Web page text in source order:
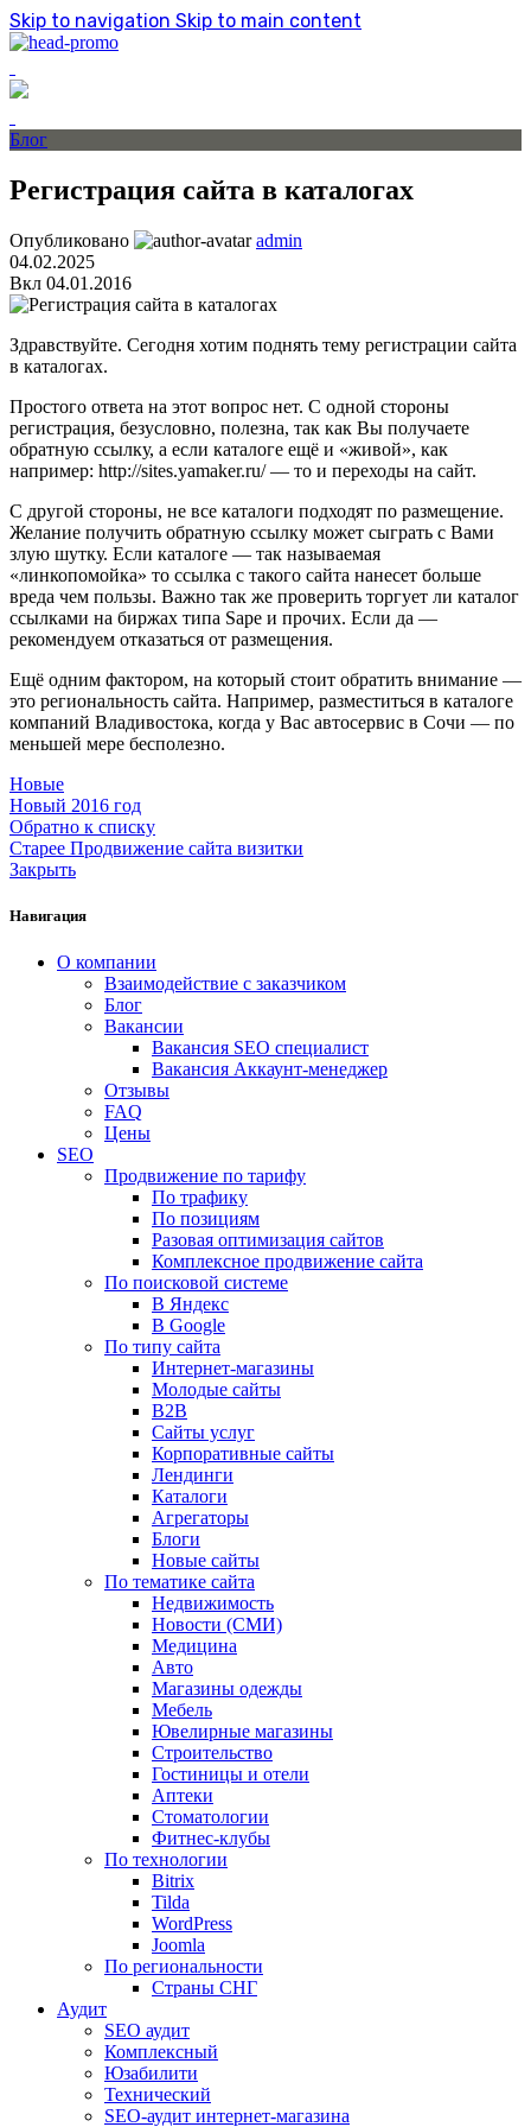
Skip to navigation Skip to main content
Блог
Регистрация сайта в каталогах
Опубликовано
admin
04.02.2025
Вкл 04.01.2016
Здравствуйте. Сегодня хотим поднять тему регистрации сайта
в каталогах.
Простого ответа на этот вопрос нет. С одной стороны
регистрация, безусловно, полезна, так как Вы получаете
обратную ссылку, а если каталоге ещё и «живой», как
например: http://sites.yamaker.ru/ — то и переходы на сайт.
С другой стороны, не все каталоги подходят по размещение.
Желание получить обратную ссылку может сыграть с Вами
злую шутку. Если каталоге — так называемая
«линкопомойка» то ссылка с такого сайта нанесет больше
вреда чем пользы. Важно так же проверить торгует ли каталог
ссылками на биржах типа Sape и прочих. Если да —
рекомендуем отказаться от размещения.
Ещё одним фактором, на который стоит обратить внимание —
это региональность сайта. Например, разместиться в каталоге
компаний Владивостока, когда у Вас автосервис в Сочи — по
меньшей мере бесполезно.
Новые
Новый 2016 год
Обратно к списку
Старее Продвижение сайта визитки
Закрыть
Навигация
О компании
Взаимодействие с заказчиком
Блог
Вакансии
Вакансия SEO специалист
Вакансия Аккаунт-менеджер
Отзывы
FAQ
Цены
SEO
Продвижение по тарифу
По трафику
По позициям
Разовая оптимизация сайтов
Комплексное продвижение сайта
По поисковой системе
В Яндекс
В Google
По типу сайта
Интернет-магазины
Молодые сайты
B2B
Сайты услуг
Корпоративные сайты
Лендинги
Каталоги
Агрегаторы
Блоги
Новые сайты
По тематике сайта
Недвижимость
Новости (СМИ)
Медицина
Авто
Магазины одежды
Мебель
Ювелирные магазины
Строительство
Гостиницы и отели
Аптеки
Cтоматологии
Фитнес-клубы
По технологии
Bitrix
Tilda
WordPress
Joomla
По региональности
Страны СНГ
Аудит
SEO аудит
Комплексный
Юзабилити
Технический
SEO-аудит интернет-магазина